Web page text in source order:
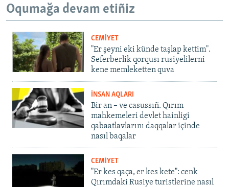
Oqumağa devam etiñiz
CEMİYET
"Er şeyni eki künde taşlap kettim".
Seferberlik qorqusı rusiyelilerni
kene memleketten quva
İNSAN AQLARI
Bir an – ve casussıñ. Qırım
mahkemeleri devlet hainligi
qabaatlavlarını daqqalar içinde
nasıl baqalar
CEMİYET
"Er kes qaça, er kes kete": cenk
Qırımdaki Rusiye turistlerine nasıl